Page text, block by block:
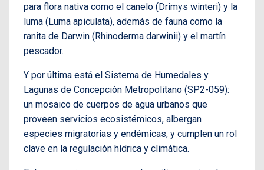
para flora nativa como el canelo (Drimys winteri) y la
luma (Luma apiculata), además de fauna como la
ranita de Darwin (Rhinoderma darwinii) y el martín
pescador.
Y por última está el Sistema de Humedales y
Lagunas de Concepción Metropolitano (SP2-059):
un mosaico de cuerpos de agua urbanos que
proveen servicios ecosistémicos, albergan
especies migratorias y endémicas, y cumplen un rol
clave en la regulación hídrica y climática.